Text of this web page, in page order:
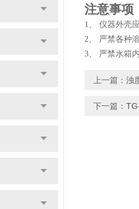
注意事项
1、 仪器外壳
2、 严禁各种
3、 严禁水箱
上一篇： 浊
下一篇：